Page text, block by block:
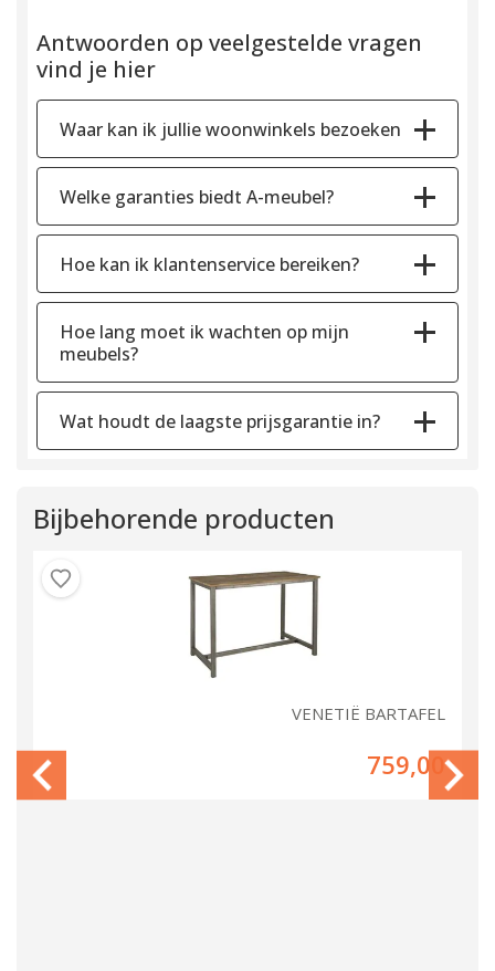
Antwoorden op veelgestelde vragen
vind je hier
Waar kan ik jullie woonwinkels bezoeken
Welke garanties biedt A-meubel?
Hoe kan ik klantenservice bereiken?
Hoe lang moet ik wachten op mijn
meubels?
Wat houdt de laagste prijsgarantie in?
Bijbehorende producten
VENETIË BARTAFEL
759,00